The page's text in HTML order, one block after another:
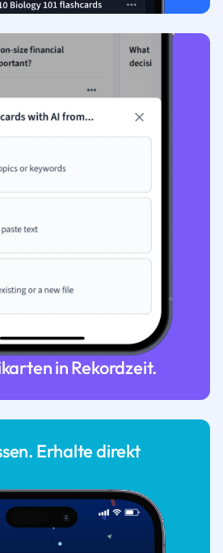
in Rekordzeit.
Erhalte direkt